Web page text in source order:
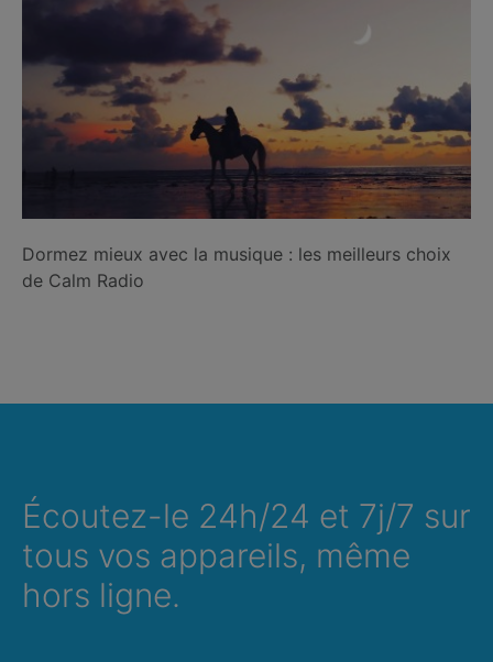
Dormez mieux avec la musique : les meilleurs choix
de Calm Radio
Écoutez-le 24h/24 et 7j/7 sur
tous vos appareils, même
hors ligne.